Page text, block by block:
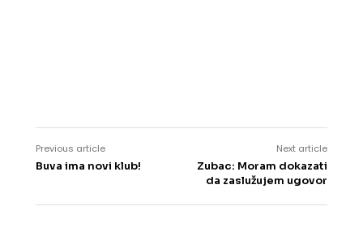
Previous article
Buva ima novi klub!
Next article
Zubac: Moram dokazati
da zaslužujem ugovor